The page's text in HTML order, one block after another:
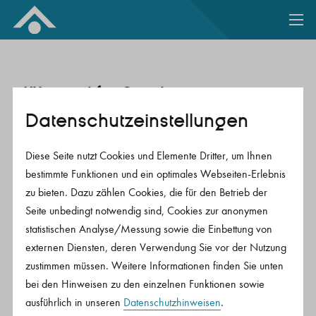
Wir sind für Sie da –
Ihre persönliche Beratung vor
Ort.
Damit Sie in einer persönlichen Beratung Einblick in
unsere Produkte erhalten können, haben wir ein
Team von ausgewählten Berater*innen, welche als
Beauftragte der Presse-Versorgung agieren.
Spezialisiert auf die Bedürfnisse der
Medienbranche, wissen sie, welche
Datenschutz­einstellungen
Diese Seite nutzt Cookies und Elemente Dritter, um Ihnen
bestimmte Funktionen und ein optimales Webseiten-Erlebnis
zu bieten. Dazu zählen Cookies, die für den Betrieb der
Seite unbedingt notwendig sind, Cookies zur anonymen
statistischen Analyse/Messung sowie die Einbettung von
externen Diensten, deren Verwendung Sie vor der Nutzung
zustimmen müssen. Weitere Informationen finden Sie unten
bei den Hinweisen zu den einzelnen Funktionen sowie
ausführlich in unseren Datenschutzhinweisen.